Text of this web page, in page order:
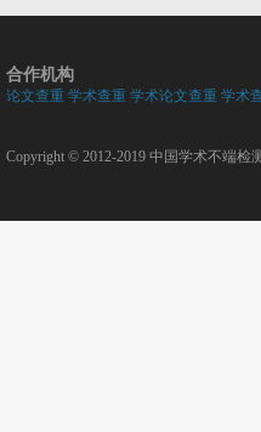
合作机构
论文查重 学术查重 学术论文查重 学术
Copyright © 2012-2019 中国学术不端检